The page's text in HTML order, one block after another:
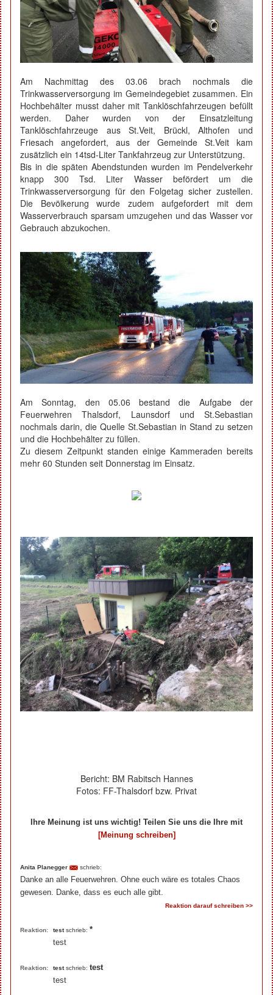
Am Nachmittag des 03.06 brach nochmals die
Trinkwasserversorgung im Gemeindegebiet zusammen. Ein
Hochbehälter musst daher mit Tanklöschfahrzeugen befüllt
werden. Daher wurden von der Einsatzleitung
Tanklöschfahrzeuge aus St.Veit, Brückl, Althofen und
Friesach angefordert, aus der Gemeinde St.Veit kam
zusätzlich ein 14tsd-Liter Tankfahrzeug zur Unterstützung.
Bis in die späten Abendstunden wurden im Pendelverkehr
knapp 300 Tsd. Liter Wasser befördert um die
Trinkwasserversorgung für den Folgetag sicher zustellen.
Die Bevölkerung wurde zudem aufgefordert mit dem
Wasserverbrauch sparsam umzugehen und das Wasser vor
Gebrauch abzukochen.
Am Sonntag, den 05.06 bestand die Aufgabe der
Feuerwehren Thalsdorf, Launsdorf und St.Sebastian
nochmals darin, die Quelle St.Sebastian in Stand zu setzen
und die Hochbehälter zu füllen.
Zu diesem Zeitpunkt standen einige Kammeraden bereits
mehr 60 Stunden seit Donnerstag im Einsatz.
Bericht: BM Rabitsch Hannes
Fotos: FF-Thalsdorf bzw. Privat
Ihre Meinung ist uns wichtig! Teilen Sie uns die Ihre mit
[Meinung schreiben]
Anita Planegger schrieb:
Danke an alle Feuerwehren. Ohne euch wäre es totales Chaos
gewesen. Danke, dass es euch alle gibt.
Reaktion darauf schreiben >>
Reaktion: testschrieb: *
test
Reaktion: testschrieb: test
test